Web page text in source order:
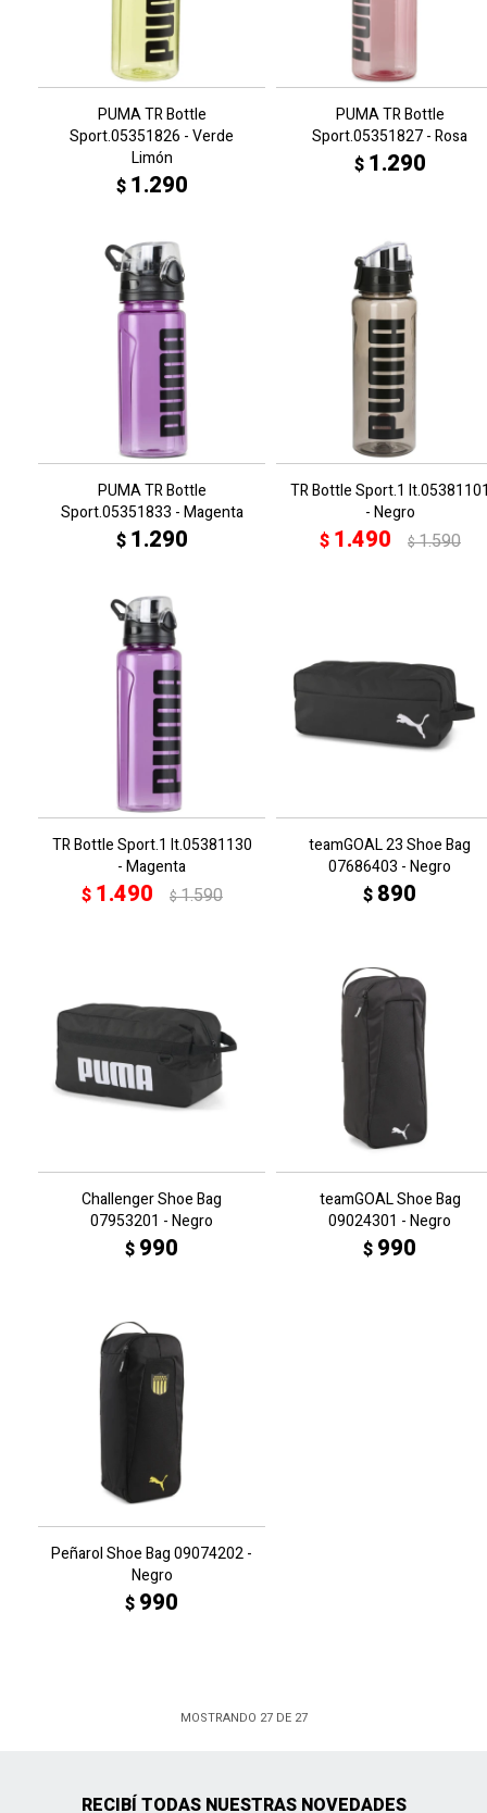
PUMA TR Bottle
Sport.05351826 - Verde
Limón
$ 1.290
PUMA TR Bottle
Sport.05351827 - Rosa
$ 1.290
PUMA TR Bottle
Sport.05351833 - Magenta
$ 1.290
TR Bottle Sport.1
- Negro
$ 1.490 $1.590
TR Bottle Sport.1 lt.05381130
- Magenta
$ 1.490 $1.590
teamGOAL 23 Shoe Bag
07686403 - Negro
$ 890
Challenger Shoe Bag
07953201 - Negro
$ 990
teamGOAL Shoe Bag
09024301 - Negro
$ 990
Peñarol Shoe Bag 09074202 -
Negro
$ 990
MOSTRANDO 27DE 27
RECIBÍ TODAS NUESTRAS NOVEDADES